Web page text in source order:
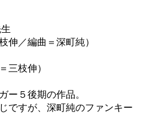
伸／編曲＝深町純）
三枝伸）
ー５後期の作品。
ですが、深町純のファンキー